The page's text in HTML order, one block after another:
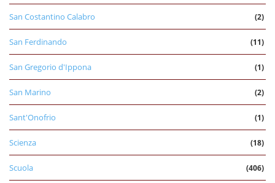
San Costantino Calabro (2)
San Ferdinando (11)
San Gregorio d'Ippona (1)
San Marino (2)
Sant'Onofrio (1)
Scienza (18)
Scuola (406)